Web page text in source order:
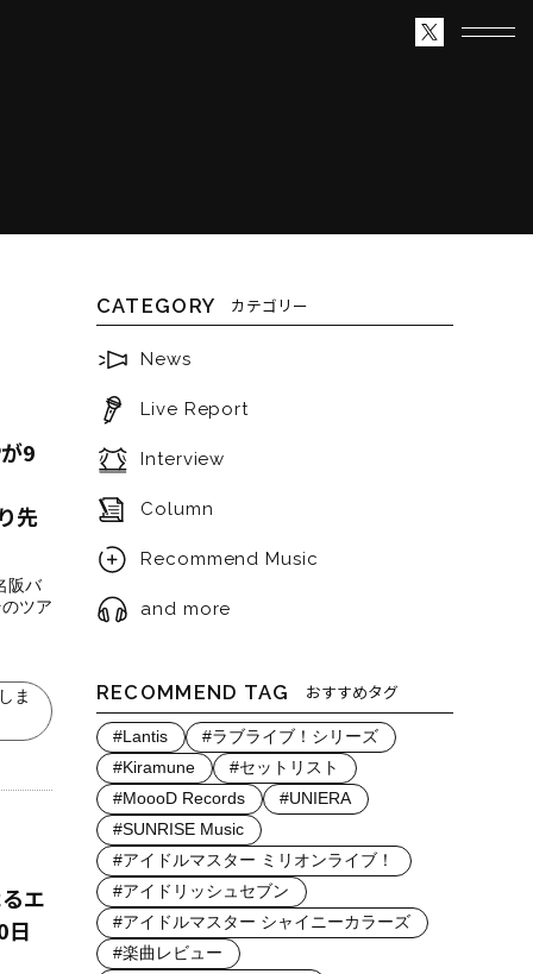
9
先
阪バ
ツア
ま
エ
日
CATEGORY カテゴリー
News
Live Report
Interview
Column
Recommend Music
and more
RECOMMEND TAG おすすめタグ
#Lantis
#ラブライブ！シリーズ
#Kiramune
#セットリスト
#MoooD Records
#UNIERA
#SUNRISE Music
#アイドルマスター ミリオンライブ！
#アイドリッシュセブン
#アイドルマスター シャイニーカラーズ
#楽曲レビュー